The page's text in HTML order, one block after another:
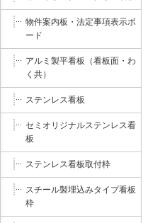
物件案内板・法定事項表示ボ
ード
アルミ製平看板（看板面・わ
く共）
ステンレス看板
セミオリジナルステンレス看
板
ステンレス看板取付枠
スチール製埋込みタイプ看板
枠